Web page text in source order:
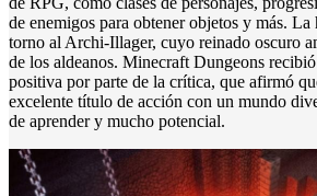
de enemigos para obtener objetos y más.
torno al Archi-Illager, cuyo reinado oscuro
de los aldeanos. Minecraft Dungeons
positiva por parte de la crítica, que afirmó
excelente título de acción con un mundo
de aprender y mucho potencial.